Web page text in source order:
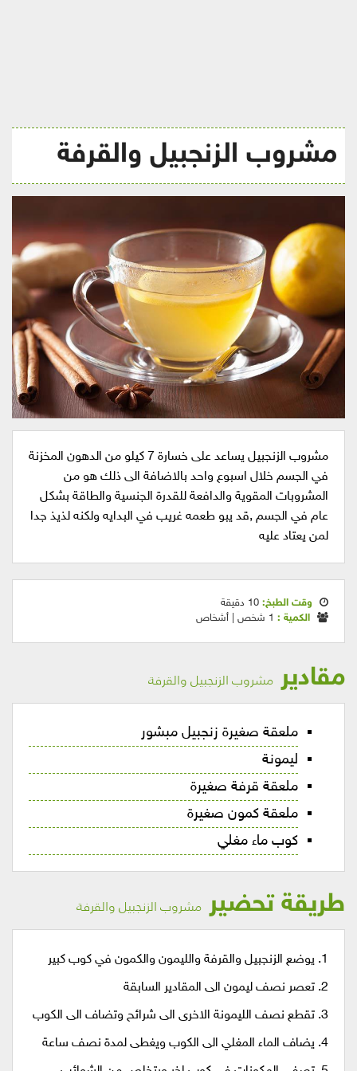
مشروب الزنجبيل والقرفة
مشروب الزنجبيل يساعد على خسارة 7 كيلو من الدهون المخزنة
في الجسم خلال اسبوع واحد بالاضافة الى ذلك هو من
المشروبات المقوية والدافعة للقدرة الجنسية والطاقة بشكل
عام في الجسم ,قد يبو طعمه غريب في البدايه ولكنه لذيذ جدا
لمن يعتاد عليه
وقت الطبخ: 10 دقيقة
الكمية : 1 شخص | أشخاص
مقادير مشروب الزنجبيل والقرفة
ملعقة صغيرة زنجبيل مبشور
ليمونة
ملعقة قرفة صغيرة
ملعقة كمون صغيرة
كوب ماء مغلي
طريقة تحضير مشروب الزنجبيل والقرفة
1. يوضع الزنجبيل والقرفة والليمون والكمون في كوب كبير
2. تعصر نصف ليمون الى المقادير السابقة
3. تقطع نصف الليمونة الاخرى الى شرائح وتضاف الى الكوب
4. يضاف الماء المغلي الى الكوب ويغطى لمدة نصف ساعة